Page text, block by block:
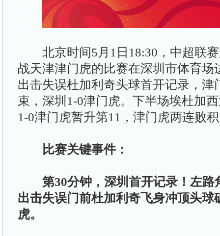
北京时间5月1日18:30，中超联赛
战天津津门虎的比赛在深圳市体育场
出击失误杜加利奇头球首开记录，津
束，深圳1-0津门虎。下半场埃杜加
1-0津门虎暂升第11，津门虎两连败
比赛关键事件：
第30分钟，深圳首开记录！左路
出击失误门前杜加利奇飞身冲顶头球
虎。